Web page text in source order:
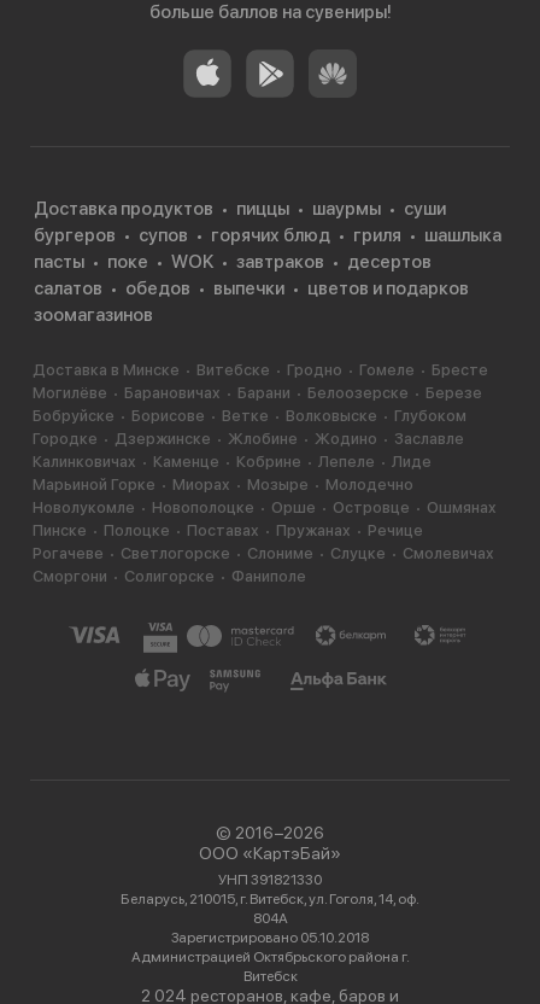
больше баллов на сувениры!
Доставка продуктов пиццы шаурмы
суши
бургеров
супов горячих блюд гриля
шашлыка
пасты
поке WOK завтраков
десертов
салатов
обедов выпечки
цветов и подарков
зоомагазинов
Доставка в Минске Витебске Гродно Гомеле
Бресте
Могилёве
Барановичах Барани Белоозерске
Березе
Бобруйске
Борисове Ветке Волковыске
Глубоком
Городке
Дзержинске Жлобине Жодино
Заславле
Калинковичах
Каменце Кобрине Лепеле
Лиде
Марьиной Горке
Миорах Мозыре
Молодечно
Новолукомле
Новополоцке Орше Островце
Ошмянах
Пинске
Полоцке Поставах Пружанах
Речице
Рогачеве
Светлогорске Слониме Слуцке
Смолевичах
Сморгони
Солигорске Фаниполе
© 2016−2026
ООО «КартэБай»
УНП 391821330
Беларусь, 210015, г. Витебск, ул. Гоголя, 14, оф.
804А
Зарегистрировано 05.10.2018
Администрацией Октябрьского района г.
Витебск
2 024 ресторанов, кафе, баров и